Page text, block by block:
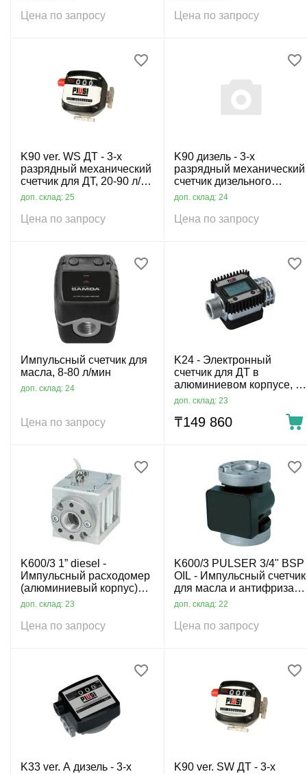
Цена по запросу Цена по запросу
K90 ver. WS ДТ - 3-х
разрядный механический
счетчик для ДТ, 20-90 л/
мин
доп. склад: 25
Цена по запросу
K90 дизель - 3-х
разрядный механический
счетчик дизельного
топлива, 20-90 л/мин
доп. склад: 24
Цена по запросу
Импульсный счетчик для
масла, 8-80 л/мин
доп. склад: 24
Цена по запросу
K24 - Электронный
счетчик для ДТ в
алюминиевом корпусе, 7-
120 л/мин
доп. склад: 23
₸149 860
K600/3 1” diesel -
Импульсный расходомер
(алюминиевый корпус)
для ДТ
доп. склад: 23
Цена по запросу
K600/3 PULSER 3/4" BSP
OIL - Импульсный счетчик
для масла и антифриза,
6-60 л/мин
доп. склад: 22
Цена по запросу
K33 ver. A дизель - 3-х
K90 ver. SW ДТ - 3-х